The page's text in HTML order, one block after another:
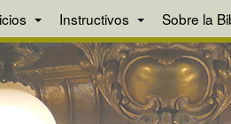
Instructivos Sobre la